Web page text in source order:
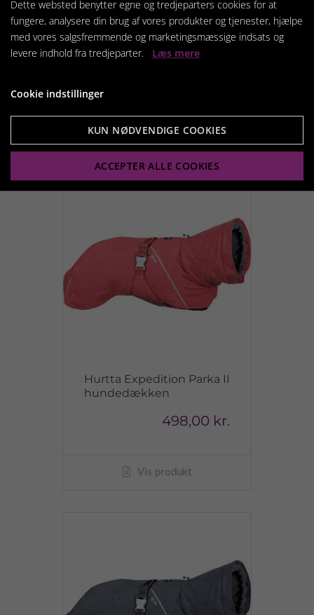
Hurtta Expedition Parka II
hundedækken
Vis produkt
Hurtta Expedition Parka II
hundedækken
498,00 kr.
Vis produkt
Dette websted benytter egne og tredjeparters cookies for at
fungere, analysere din brug af vores produkter og tjenester, hjælpe
med vores salgsfremmende og marketingsmæssige indsats og
levere indhold fra tredjeparter. Læs mere
Cookie indstillinger
KUN NØDVENDIGE COOKIES
ACCEPTER ALLE COOKIES